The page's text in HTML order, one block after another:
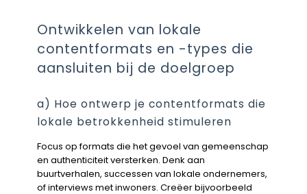
Ontwikkelen van lokale
contentformats en -types die
aansluiten bij de doelgroep
a) Hoe ontwerp je contentformats die
lokale betrokkenheid stimuleren
Focus op formats die het gevoel van gemeenschap
en authenticiteit versterken. Denk aan
buurtverhalen, successen van lokale ondernemers,
of interviews met inwoners. Creëer bijvoorbeeld